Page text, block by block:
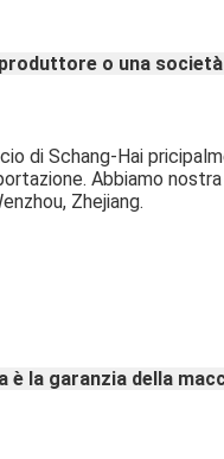
produttore o una
di Schang-Hai
Abbiamo
Zhejiang.
è la garanzia della